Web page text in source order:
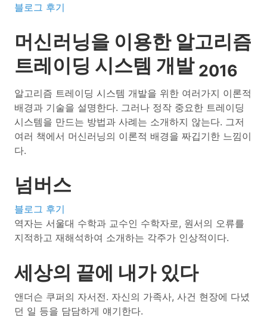
블로그 후기
머신러닝을 이용한 알고리즘
트레이딩 시스템 개발 2016
알고리즘 트레이딩 시스템 개발을 위한 여러가지 이론적
배경과 기술을 설명한다. 그러나 정작 중요한 트레이딩
시스템을 만드는 방법과 사례는 소개하지 않는다. 그저
여러 책에서 머신러닝의 이론적 배경을 짜깁기한 느낌이
다.
넘버스
블로그 후기
역자는 서울대 수학과 교수인 수학자로, 원서의 오류를
지적하고 재해석하여 소개하는 각주가 인상적이다.
세상의 끝에 내가 있다
앤더슨 쿠퍼의 자서전. 자신의 가족사, 사건 현장에 다녔
던 일 등을 담담하게 얘기한다.